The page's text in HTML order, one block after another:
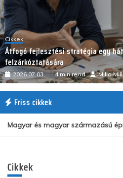
Cikkek
Átfogó fejlesztési stratégia egy
felzárkóztatására
2026.07.03. 4 min read Milla
Friss cikkek
és magyar származású
Cikkek